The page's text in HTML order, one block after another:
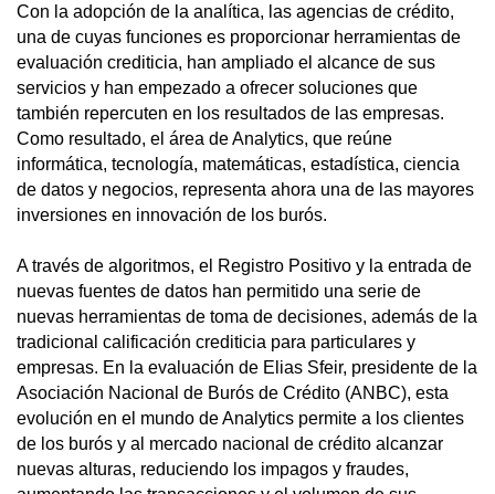
Con la adopción de la analítica, las agencias de crédito,
una de cuyas funciones es proporcionar herramientas de
evaluación crediticia, han ampliado el alcance de sus
servicios y han empezado a ofrecer soluciones que
también repercuten en los resultados de las empresas.
Como resultado, el área de Analytics, que reúne
informática, tecnología, matemáticas, estadística, ciencia
de datos y negocios, representa ahora una de las mayores
inversiones en innovación de los burós.
A través de algoritmos, el Registro Positivo y la entrada de
nuevas fuentes de datos han permitido una serie de
nuevas herramientas de toma de decisiones, además de la
tradicional calificación crediticia para particulares y
empresas. En la evaluación de Elias Sfeir, presidente de la
Asociación Nacional de Burós de Crédito (ANBC), esta
evolución en el mundo de Analytics permite a los clientes
de los burós y al mercado nacional de crédito alcanzar
nuevas alturas, reduciendo los impagos y fraudes,